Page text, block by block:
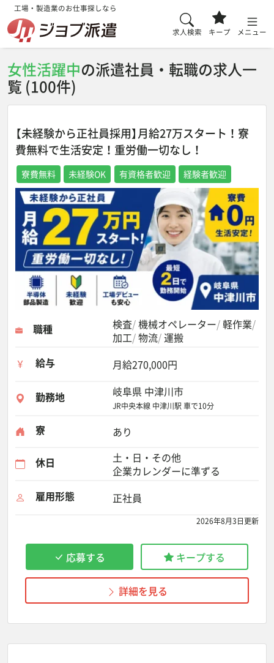
工場・製造業のお仕事探しなら
求人検索 キープ メニュー
女性活躍中の派遣社員・転職の求人一
覧 (100件)
【未経験から正社員採用】月給27万スタート！寮
費無料で生活安定！重労働一切なし！
寮費無料 未経験OK 有資格者歓迎 経験者歓迎
職種 検査 機械オペレーター 軽作業
加工 物流 運搬
給与
月給270,000円
勤務地 岐阜県 中津川市
JR中央本線 中津川駅 車で10分
寮 あり
休日
土・日・その他
企業カレンダーに準ずる
雇用形態
正社員
2026年8月3日更新
応募する キープする
詳細を見る